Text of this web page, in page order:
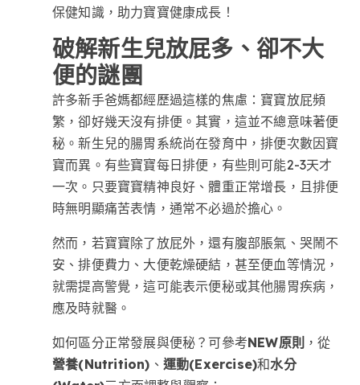
保健知識，助力寶寶健康成長！
破解新生兒放屁多、卻不大
便的謎團
許多新手爸媽都經歷過這樣的焦慮：寶寶放屁頻
繁，卻好幾天沒有排便。其實，這並不總意味著便
秘。新生兒的腸胃系統尚在發育中，排便次數因寶
寶而異。有些寶寶每日排便，有些則可能2-3天才
一次。只要寶寶精神良好、體重正常增長，且排便
時無明顯痛苦表情，通常不必過於擔心。
然而，若寶寶除了放屁外，還有腹部脹氣、哭鬧不
安、排便費力、大便乾燥硬結，甚至便血等情況，
就需提高警覺，這可能表示便秘或其他腸胃疾病，
應及時就醫。
如何區分正常發展與便秘？可參考NEW原則 ，從
營養(Nutrition) 、 運動(Exercise)和水分